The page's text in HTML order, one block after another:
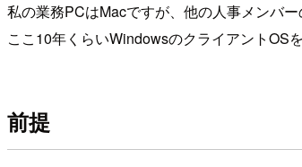
私の業務PCはMacですが、他の人事メンバ
ここ10年くらいWindowsのクライアントOS
前提